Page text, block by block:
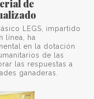
de
LEGS, impartido
línea, ha
en la dotación
de las
las respuestas a
ganaderas.